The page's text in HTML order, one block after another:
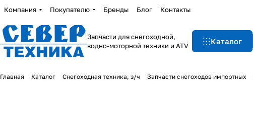
Компания Покупателю Бренды Блог Контакты
Запчасти для снегоходной,
водно-моторной техники и ATV
Каталог
Главная Каталог Снегоходная техника, з/ч Запчасти снегоходов импортных